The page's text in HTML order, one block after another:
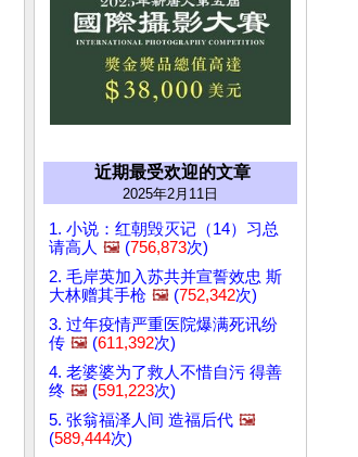
近期最受欢迎的文章
2025年2月11日
1. 小说：红朝毁灭记（14）习总
请高人 🖼️ (756,873次)
2. 毛岸英加入苏共并宣誓效忠 斯
大林赠其手枪 🖼️ (752,342次)
3. 过年疫情严重医院爆满死讯纷
传 🖼️ (611,392次)
4. 老婆婆为了救人不惜自污 得善
终 🖼️ (591,223次)
5. 张翁福泽人间 造福后代 🖼️
(589,444次)